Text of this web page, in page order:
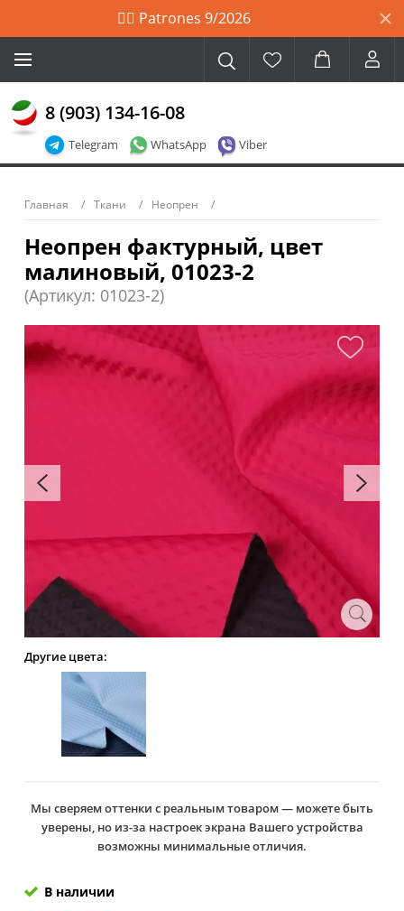
🙋‍♀️ Patrones 9/2026
Telegram WhatsApp Viber
8 (903) 134-16-08
Главная Ткани Неопрен
Неопрен фактурный, цвет
малиновый, 01023-2
(Артикул: 01023-2)
Другие цвета:
Мы сверяем оттенки с реальным товаром — можете быть
уверены, но из-за настроек экрана Вашего устройства
возможны минимальные отличия.
В наличии